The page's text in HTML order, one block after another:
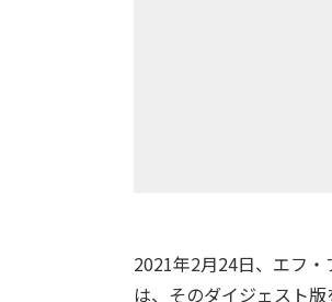
2021年2月24日、エフ
は、そのダイジェスト